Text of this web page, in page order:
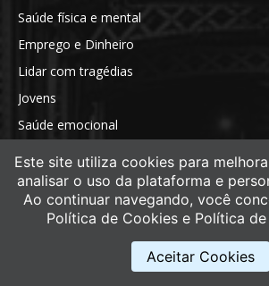
Saúde física e mental
Emprego e Dinheiro
Lidar com tragédias
Jovens
Saúde emocional
Este site utiliza cookies para
analisar o uso da plataforma e
Ao continuar navegando, você
Política de Cookies e Política
Aceitar Cookies